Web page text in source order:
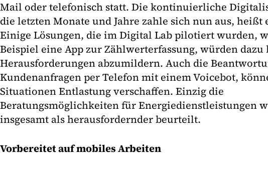
Mail oder telefonisch statt. Die kontinuierliche
die letzten Monate und Jahre zahle sich nun aus, heißt
Einige Lösungen, die im Digital Lab pilotiert wurden,
Beispiel eine App zur Zählwerterfassung, würden dazu
Herausforderungen abzumildern. Auch die
Kundenanfragen per Telefon mit einem Voicebot,
Situationen Entlastung verschaffen. Einzig die
Beratungsmöglichkeiten für Energiedienstleistungen
insgesamt als herausfordernder beurteilt.
Vorbereitet auf mobiles Arbeiten